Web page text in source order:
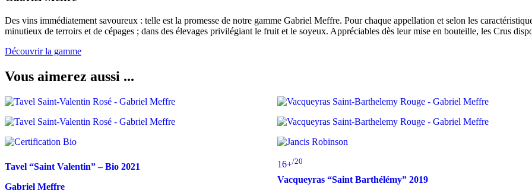
Des vins immédiatement savoureux : telle est la promesse de notre gamme Gabriel Meffre. Pour chaque appellation et selon les
minutieux de terroirs et de cépages ; dans des élevages privilégiant le fruit et le soyeux. Appréciables dès leur mise en bouteille, les Crus
Découvrir la gamme
Vous aimerez aussi ...
Tavel “Saint Valentin” – Bio 2021
Gabriel Meffre
16+/20
Vacqueyras “Saint Barthélémy” 2019